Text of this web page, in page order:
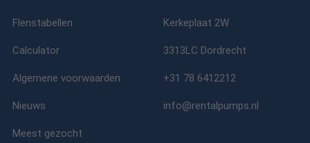
Flenstabellen
Calculator
Algemene voorwaarden
Nieuws
Meest gezocht
Kerkeplaat 2W
3313LC Dordrecht
+31 78 6412212
info@rentalpumps.nl